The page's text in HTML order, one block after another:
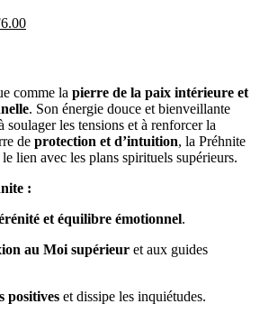
6.00
comme la pierre de la paix intérieure et
. Son énergie douce et bienveillante
soulager les tensions et à renforcer la
de protection et d’intuition, la Préhnite
lien avec les plans spirituels supérieurs.
:
et équilibre émotionnel.
au Moi supérieur et aux guides
positives et dissipe les inquiétudes.